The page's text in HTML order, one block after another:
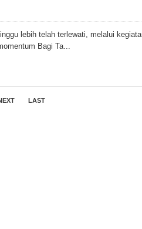
lebih telah terlewati, melalui
Bagi Ta...
LAST